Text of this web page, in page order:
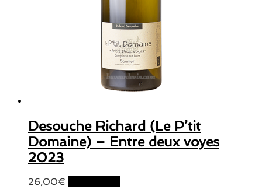
Desouche Richard (Le P’tit
Domaine) – Entre deux voyes
2023
26,00€